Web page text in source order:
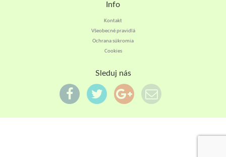
Info
Kontakt
Všeobecné pravidlá
Ochrana súkromia
Cookies
Sleduj nás